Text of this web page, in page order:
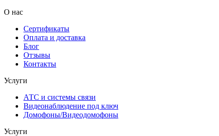
О нас
Сертификаты
Оплата и доставка
Блог
Отзывы
Контакты
Услуги
АТС и системы связи
Видеонаблюдение под ключ
Домофоны/Видеодомофоны
Услуги